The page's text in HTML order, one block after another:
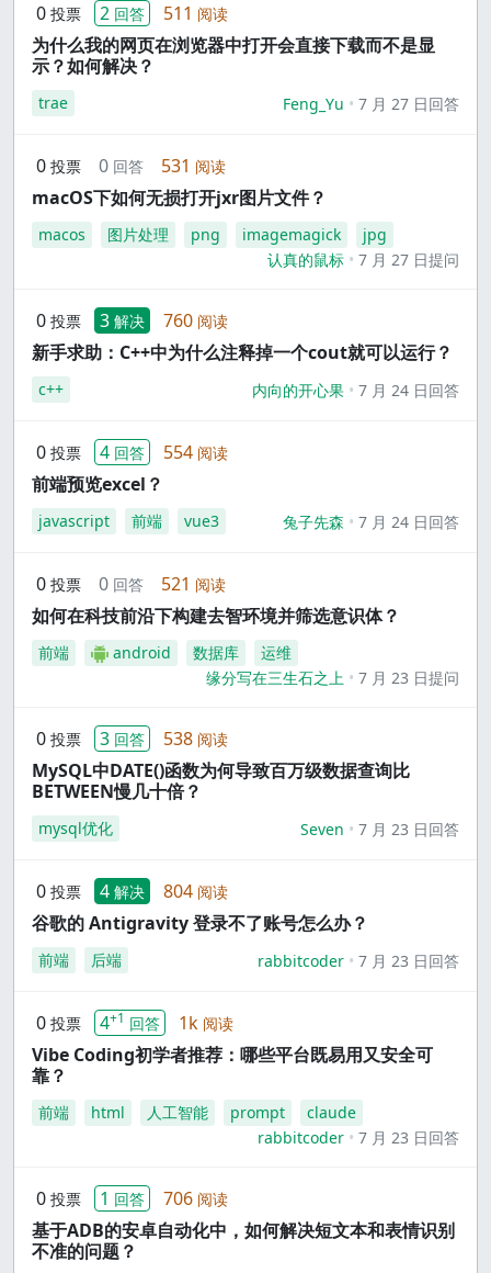
0 投票 2 回答 511 阅读
为什么我的网页在浏览器中打开会直接下载而不是显
示？如何解决？
trae Feng_Yu 7 月 27 日回答
0 投票 0 回答 531 阅读
macOS下如何无损打开jxr图片文件？
macos 图片处理 png imagemagick
jpg
认真的鼠标
7 月 27 日提问
0 投票 3 解决 760 阅读
新手求助：C++中为什么注释掉一个cout就可以运行？
c++ 内向的开心果 7 月 24 日回答
0 投票 4 回答 554 阅读
前端预览excel？
javascript 前端 vue3 兔子先森 7 月 24 日回答
0 投票 0 回答 521 阅读
如何在科技前沿下构建去智环境并筛选意识体？
前端 android 数据库
运维
缘分写在三生石之上
7 月 23 日提问
0 投票 3 回答 538 阅读
MySQL中DATE()函数为何导致百万级数据查询比
BETWEEN慢几十倍？
mysql优化 Seven 7 月 23 日回答
0 投票 4 解决 804 阅读
谷歌的 Antigravity 登录不了账号怎么办？
前端 后端 rabbitcoder 7 月 23 日回答
0 投票 4+1 回答 1k 阅读
Vibe Coding初学者推荐：哪些平台既易用又安全可
靠？
前端 html 人工智能 prompt
claude
rabbitcoder
7 月 23 日回答
0 投票 1 回答 706 阅读
基于ADB的安卓自动化中，如何解决短文本和表情识别
不准的问题？